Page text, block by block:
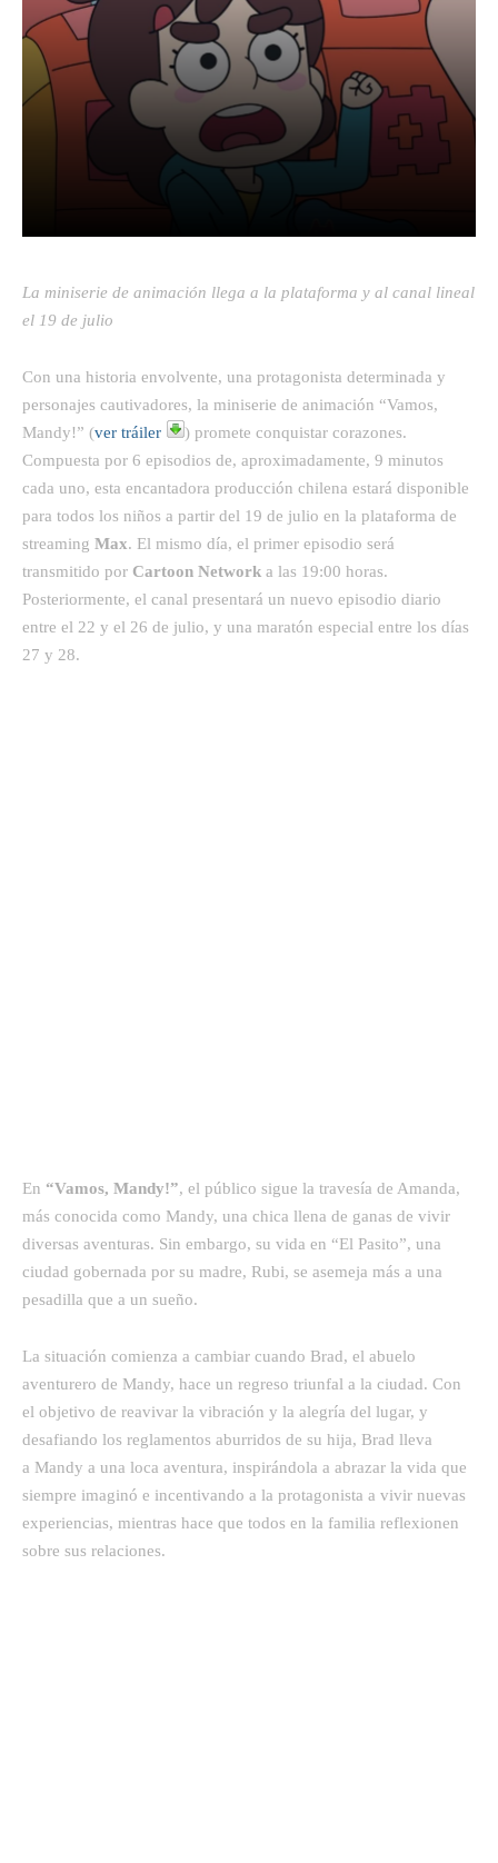
La miniserie de animación llega a la plataforma y al canal lineal
el 19 de julio
Con una historia envolvente, una protagonista determinada y
personajes cautivadores, la miniserie de animación “Vamos,
Mandy!” (ver tráiler
) promete conquistar corazones.
Compuesta por 6 episodios de, aproximadamente, 9 minutos
cada uno, esta encantadora producción chilena estará disponible
para todos los niños a partir del 19 de julio en la plataforma de
streaming Max. El mismo día, el primer episodio será
transmitido por Cartoon Network a las 19:00 horas.
Posteriormente, el canal presentará un nuevo episodio diario
entre el 22 y el 26 de julio, y una maratón especial entre los días
27 y 28.
En “Vamos, Mandy!”, el público sigue la travesía de Amanda,
más conocida como Mandy, una chica llena de ganas de vivir
diversas aventuras. Sin embargo, su vida en “El Pasito”, una
ciudad gobernada por su madre, Rubi, se asemeja más a una
pesadilla que a un sueño.
La situación comienza a cambiar cuando Brad, el abuelo
aventurero de Mandy, hace un regreso triunfal a la ciudad. Con
el objetivo de reavivar la vibración y la alegría del lugar, y
desafiando los reglamentos aburridos de su hija, Brad lleva
a Mandy a una loca aventura, inspirándola a abrazar la vida que
siempre imaginó e incentivando a la protagonista a vivir nuevas
experiencias, mientras hace que todos en la familia reflexionen
sobre sus relaciones.